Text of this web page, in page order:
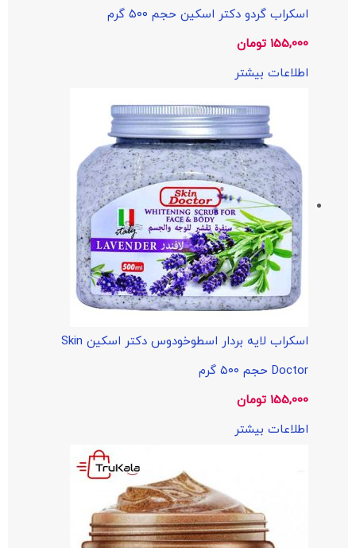
اسکراب گردو دکتر اسکین حجم ۵۰۰ گرم
155,000 تومان
اطلاعات بیشتر
اسکراب لایه بردار اسطوخودوس دکتر اسکین Skin
Doctor حجم ۵۰۰ گرم
155,000 تومان
اطلاعات بیشتر